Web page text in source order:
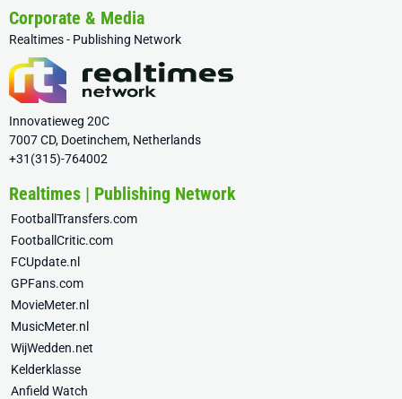
Corporate & Media
Realtimes - Publishing Network
Innovatieweg 20C
7007 CD, Doetinchem, Netherlands
+31(315)-764002
Realtimes | Publishing Network
FootballTransfers.com
FootballCritic.com
FCUpdate.nl
GPFans.com
MovieMeter.nl
MusicMeter.nl
WijWedden.net
Kelderklasse
Anfield Watch